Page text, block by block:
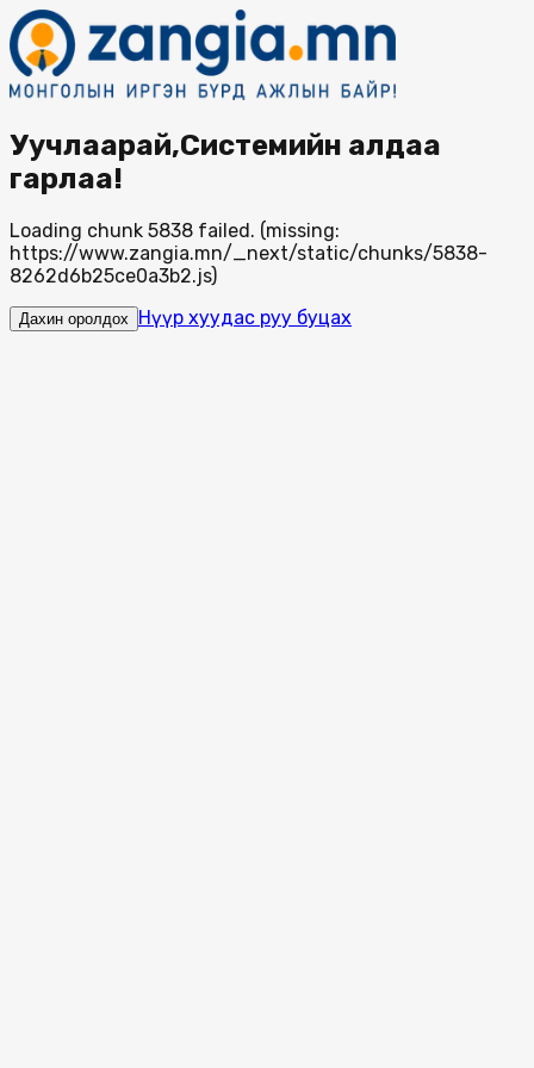
Уучлаарай,Системийн алдаа
гарлаа!
Loading chunk 5838 failed. (missing:
https://www.zangia.mn/_next/static/chunks/5838-
8262d6b25ce0a3b2.js)
Дахин оролдох Нүүр хуудас руу буцах